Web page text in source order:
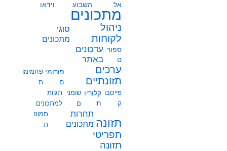
אל
השבוע
וידאו
מתכונים
ניהול
לקוחות
סוגי
מתכונים
ספור
ט
עדכונים
באתר
ערכים
תזונתיים
פורומי
ם
פחמימו
ת
פייסבו
ק
קלוריו
ת
שומני
ם
תגיות
למתכונים
תזונה
תחרות
מתכונים
תמונו
ת
תפריטי
תזונה